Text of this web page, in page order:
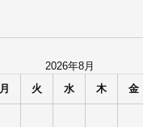
2026年8月
月 火 水 木 金